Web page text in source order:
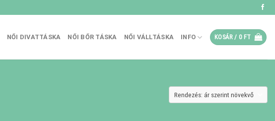
NŐI DIVATTÁSKA NŐI BŐR TÁSKA NŐI VÁLLTÁSKA INFO KOSÁR / 0 FT